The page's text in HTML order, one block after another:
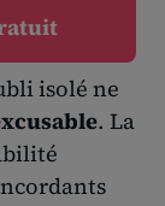
isolé ne
. La